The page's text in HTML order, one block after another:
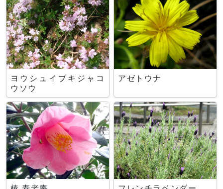
ヨウシュイブキジャコ
ウソウ
アゼトウナ